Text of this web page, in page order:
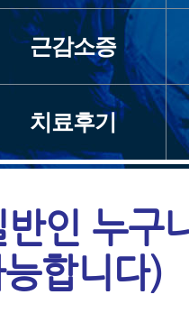
근감소증
치료후기
인 누구
합니다)